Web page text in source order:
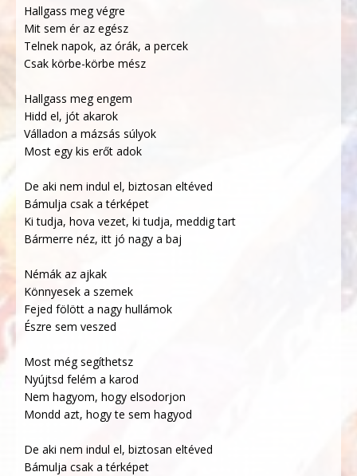
Hallgass meg végre
Mit sem ér az egész
Telnek napok, az órák, a percek
Csak körbe-körbe mész
Hallgass meg engem
Hidd el, jót akarok
Válladon a mázsás súlyok
Most egy kis erőt adok
De aki nem indul el, biztosan eltéved
Bámulja csak a térképet
Ki tudja, hova vezet, ki tudja, meddig tart
Bármerre néz, itt jó nagy a baj
Némák az ajkak
Könnyesek a szemek
Fejed fölött a nagy hullámok
Észre sem veszed
Most még segíthetsz
Nyújtsd felém a karod
Nem hagyom, hogy elsodorjon
Mondd azt, hogy te sem hagyod
De aki nem indul el, biztosan eltéved
Bámulja csak a térképet